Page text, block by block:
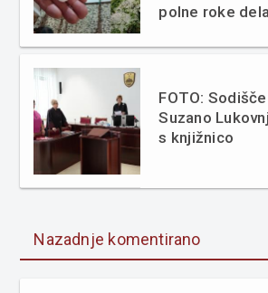
polne roke
FOTO:
Suzano
s knjižnico
Nazadnje komentirano